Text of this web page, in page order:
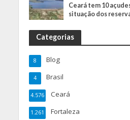
Ceará tem 10
situação dos
Categorias
Blog
8
Brasil
4
Ceará
4.576
Fortaleza
1.261